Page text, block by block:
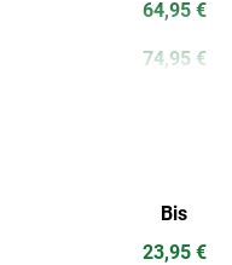
64,95 €
74,95 €
Bis
23,95 €